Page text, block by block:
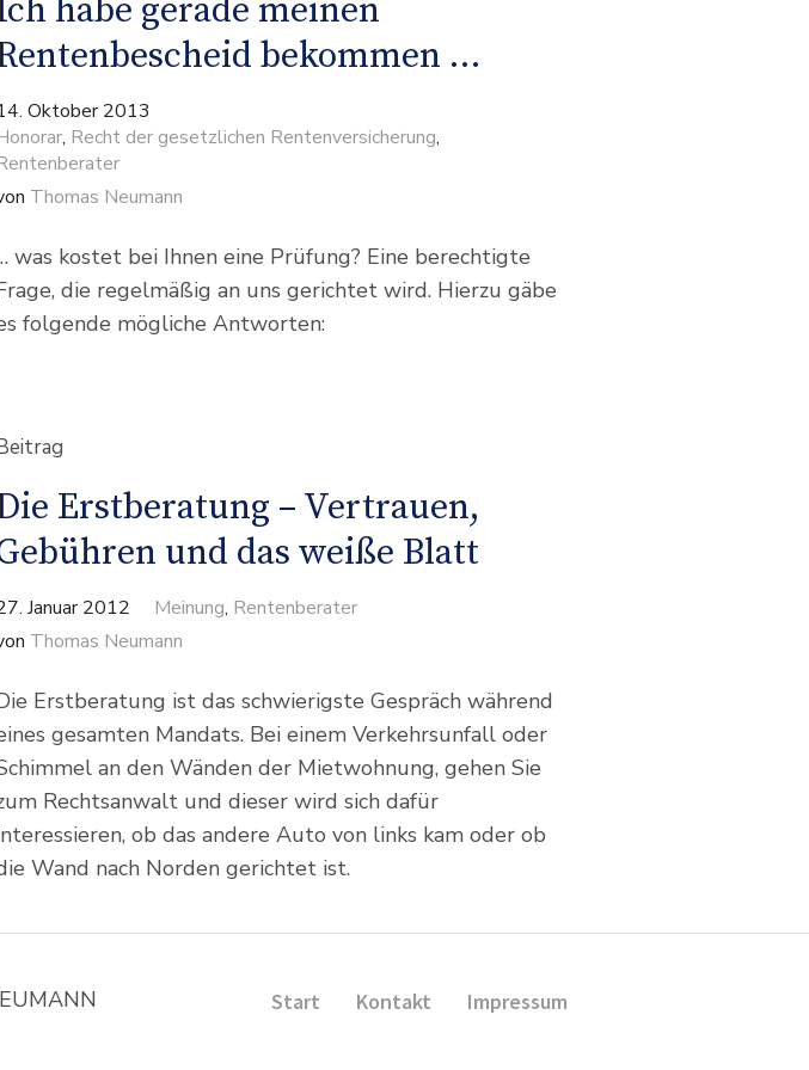
habe gerade meinen
bekommen …
Oktober 2013
, Recht der gesetzlichen Rentenversicherung,
Thomas Neumann
was kostet bei Ihnen eine Prüfung? Eine berechtigte
die regelmäßig an uns gerichtet wird. Hierzu gäbe
folgende mögliche Antworten:
Erstberatung – Vertrauen,
und das weiße Blatt
Januar 2012 Meinung, Rentenberater
Thomas Neumann
Erstberatung ist das schwierigste Gespräch während
gesamten Mandats. Bei einem Verkehrsunfall oder
an den Wänden der Mietwohnung, gehen Sie
Rechtsanwalt und dieser wird sich dafür
ob das andere Auto von links kam oder ob
Wand nach Norden gerichtet ist.
Start Kontakt Impressum